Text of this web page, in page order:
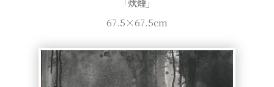
「炊煙」
67.5×67.5cm